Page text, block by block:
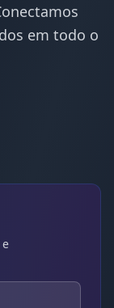
em todo o